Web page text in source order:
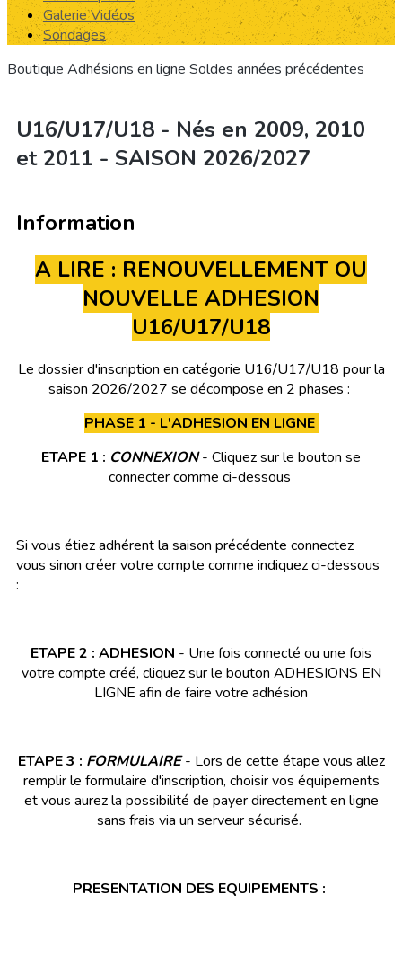
Galerie Vidéos
Sondages
Boutique Adhésions en ligne Soldes années précédentes
U16/U17/U18 - Nés en 2009, 2010
et 2011 - SAISON 2026/2027
Information
A LIRE : RENOUVELLEMENT OU
NOUVELLE ADHESION
U16/U17/U18
Le dossier d'inscription en catégorie U16/U17/U18 pour la
saison 2026/2027 se décompose en 2 phases :
PHASE 1 - L'ADHESION EN LIGNE
ETAPE 1 : CONNEXION - Cliquez sur le bouton se
connecter comme ci-dessous
Si vous étiez adhérent la saison précédente connectez
vous sinon créer votre compte comme indiquez ci-dessous
:
ETAPE 2 : ADHESION - Une fois connecté ou une fois
votre compte créé, cliquez sur le bouton ADHESIONS EN
LIGNE afin de faire votre adhésion
ETAPE 3 : FORMULAIRE- Lors de cette étape vous allez
remplir le formulaire d'inscription, choisir vos équipements
et vous aurez la possibilité de payer directement en ligne
sans frais via un serveur sécurisé.
PRESENTATION DES EQUIPEMENTS :